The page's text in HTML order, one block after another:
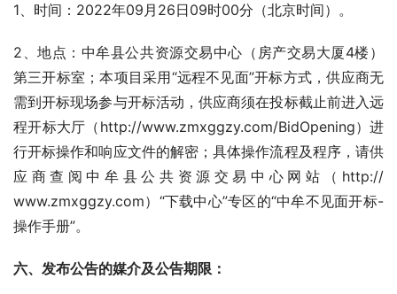
1、时间：2022年09月26日09时00分（北京时间）。
2、地点：中牟县公共资源交易中心（房产交易大厦4楼）
第三开标室；本项目采用“远程不见面”开标方式，供应商无
需到开标现场参与开标活动，供应商须在投标截止前进入远
程开标大厅（http://www.zmxggzy.com/BidOpening）进
行开标操作和响应文件的解密；具体操作流程及程序，请供
应商查阅中牟县公共资源交易中心网站（http://
www.zmxggzy.com）“下载中心”专区的“中牟不见面开标-
操作手册”。
六、发布公告的媒介及公告期限：